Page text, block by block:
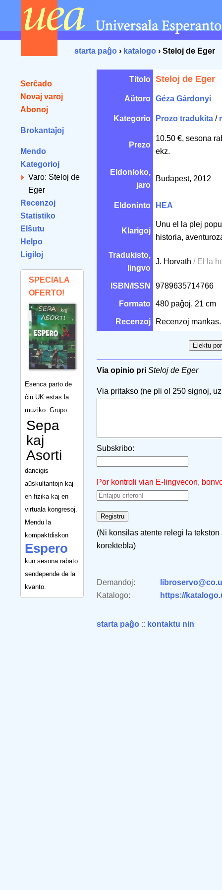
starta paĝo › katalogo › Steloj de Eger
Serĉado
Novaj varoj
Abonoj
Brokantaĵoj
Mendo
Kategorioj
Varo: Steloj de
Eger
Recenzoj
Statistiko
Elŝutu
Helpo
Ligiloj
SPECIALA
OFERTO!
Esenca parto de
ĉiu UK estas la
muziko. Grupo
Sepa
kaj
Asorti
dancigis
aŭskultantojn kaj
en fizika kaj en
virtuala kongresoj.
Mendu la
kompaktdiskon
Espero
kun sesona rabato
sendepende de la
kvanto.
Titolo Steloj de Eger
Aŭtoro Géza Gárdonyi
Kategorio Prozo tradukita /
Prezo
10.50 €, sesona
ekz.
Eldonloko,
jaro
Budapest, 2012
Eldoninto HEA
Klarigoj
Unu el la plej
historia,
Tradukisto,
lingvo
J. Horvath / El la
ISBN/ISSN 9789635714766
Formato 480 paĝoj, 21 cm
Recenzoj Recenzoj mankas.
Via opinio pri Steloj de Eger
Via pritakso (ne pli ol 250 signoj,
Subskribo:
Por kontroli vian E-lingvecon,
(Ni konsilas atente relegi la
korektebla)
Demandoj:
Katalogo:
https://
starta paĝo :: kontaktu nin